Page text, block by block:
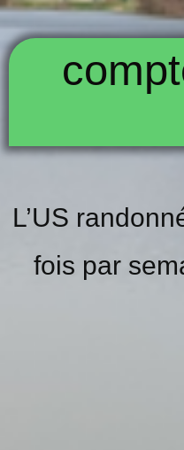
L’US
fois par